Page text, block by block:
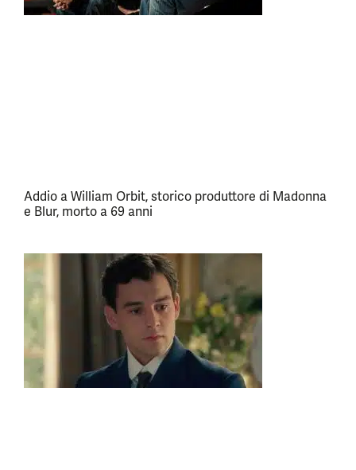
Addio a William Orbit, storico produttore di Madonna
e Blur, morto a 69 anni